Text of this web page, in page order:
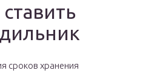
сроков хранения